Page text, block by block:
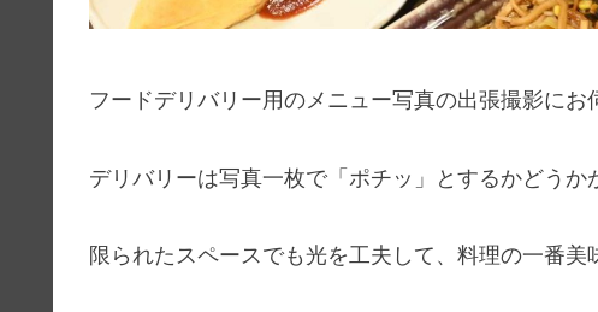
フードデリバリー用のメニュー写真の出張撮影にお
デリバリーは写真一枚で「ポチッ」とするかどうか
限られたスペースでも光を工夫して、料理の一番美